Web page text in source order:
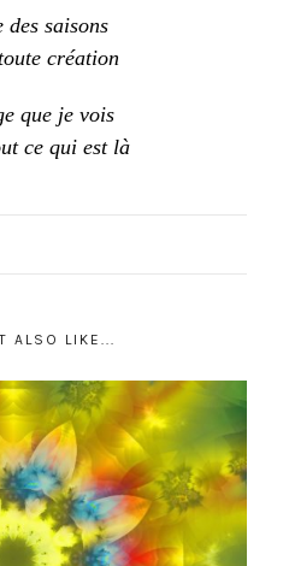
des saisons
création
que je vois
ce qui est là
ALSO LIKE...